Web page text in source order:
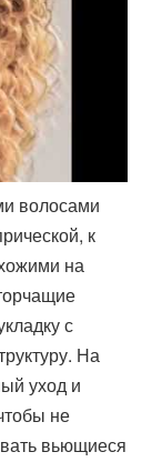
волосами
к
на
с
На
уход и
не
вьющиеся